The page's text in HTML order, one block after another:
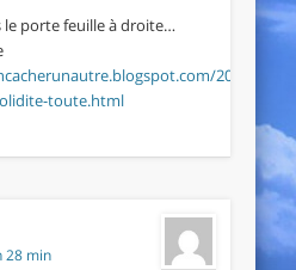
le porte feuille à droite…
2018/11/
toute.html
28 min